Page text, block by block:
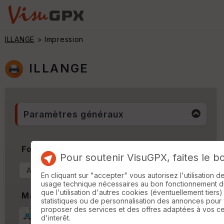
ILLANGE > Impression
ILLANGE
Paramètres généraux
Format & Orientation
Marges
Pour soutenir VisuGPX, faites le
En cliquant sur "accepter" vous autorisez l'utilisation
usage technique nécessaires au bon fonctionnement
que l'utilisation d'autres cookies (éventuellement
statistiques ou de personnalisation des annonces pour
proposer des services et des offres adaptées à vos
d'interêt.